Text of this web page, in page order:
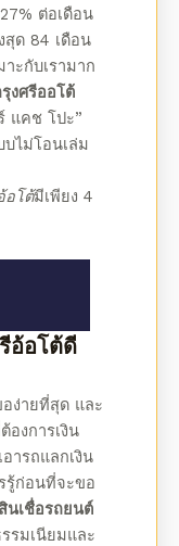
ต่อเดือน
ด 84 เดือน
าะกับเรามาก
งศรีออโต้
แคช โปะ”
ไม่โอนเล่ม
อโต้มีเพียง 4
อ้อโต้ดี
ง่ายที่สุด และ
องการเงิน
ารถแลกเงิน
รู้ก่อนที่จะขอ
สินเชื่อรถยนต์
รมเนียมและ